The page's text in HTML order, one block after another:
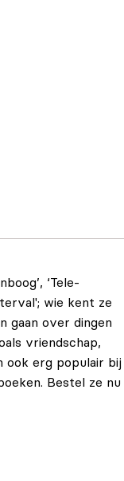
‘Tele-
wie kent ze
gaan over dingen
vriendschap,
ook erg populair bij
Bestel ze nu